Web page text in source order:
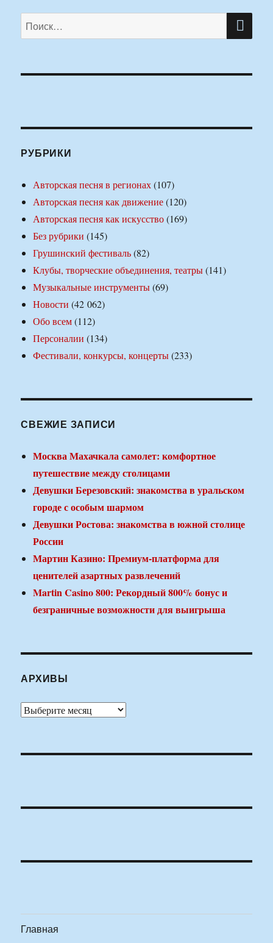
Искать:
РУБРИКИ
Авторская песня в регионах(107)
Авторская песня как движение(120)
Авторская песня как искусство(169)
Без рубрики (145)
Грушинский фестиваль(82)
Клубы, творческие объединения, театры(141)
Музыкальные инструменты(69)
Новости (42 062)
Обо всем(112)
Персоналии (134)
Фестивали, конкурсы, концерты(233)
СВЕЖИЕ ЗАПИСИ
Москва Махачкала самолет: комфортное
путешествие между столицами
Девушки Березовский: знакомства в уральском
городе с особым шармом
Девушки Ростова: знакомства в южной столице
России
Мартин Казино: Премиум-платформа для
ценителей азартных развлечений
Martin Casino 800: Рекордный 800% бонус и
безграничные возможности для выигрыша
АРХИВЫ
Архивы
Главная